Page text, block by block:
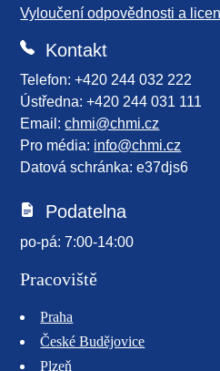
Vyloučení odpovědnosti a
Kontakt
Telefon: +420 244 032 222
Ústředna: +420 244 031 111
Email:chmi@chmi.cz
Pro média: info@chmi.cz
Datová schránka: e37djs6
Podatelna
po-pá: 7:00-14:00
Pracoviště
Praha
České Budějovice
Plzeň